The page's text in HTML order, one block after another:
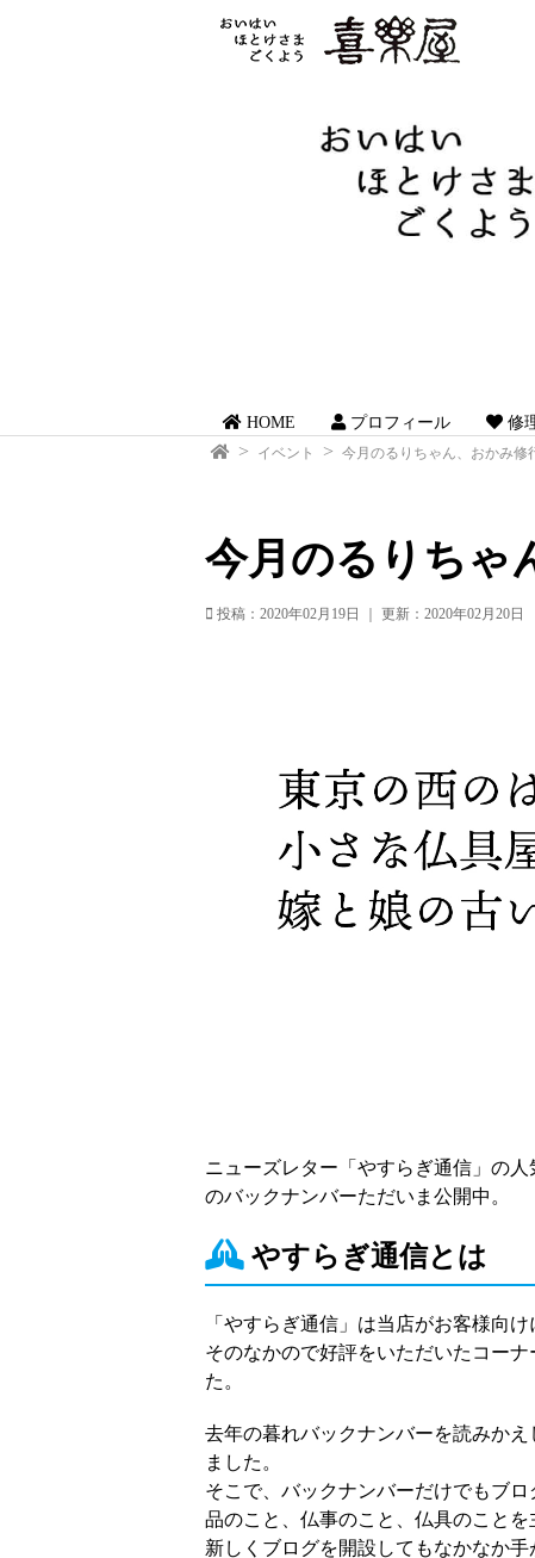
HOME プロフィール 修
イベント 今月のるりちゃん、おかみ
今月のるりち
投稿：2020年02月19日 ｜ 更新：2020年02月20日
ニューズレター「やすらぎ通信」の
のバックナンバーただいま公開中。
やすらぎ通信とは
「やすらぎ通信」は当店がお客様向
そのなかので好評をいただいたコー
た。
去年の暮れバックナンバーを読みか
ました。
そこで、バックナンバーだけでもブ
品のこと、仏事のこと、仏具のこと
新しくブログを開設してもなかなか手